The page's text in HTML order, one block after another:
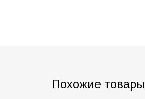
Похожие товары